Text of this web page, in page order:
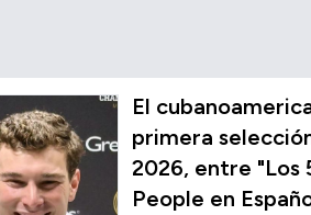
El
primera
2026, entre "Los
People en